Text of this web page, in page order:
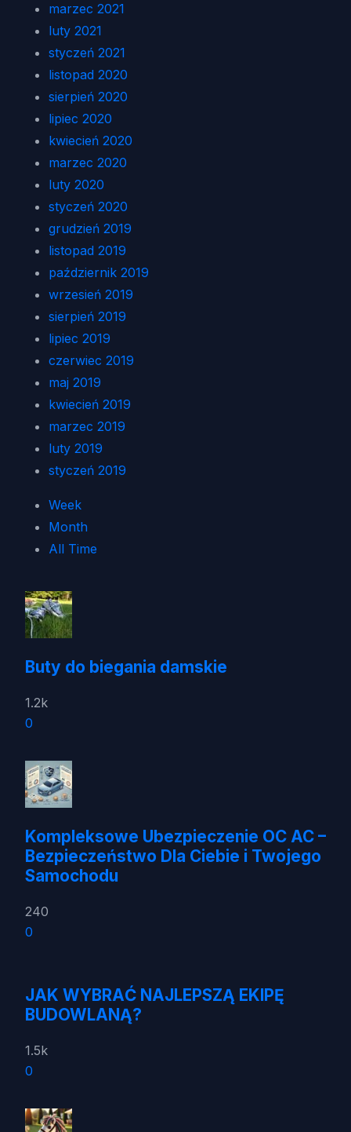
marzec 2021
luty 2021
styczeń 2021
listopad 2020
sierpień 2020
lipiec 2020
kwiecień 2020
marzec 2020
luty 2020
styczeń 2020
grudzień 2019
listopad 2019
październik 2019
wrzesień 2019
sierpień 2019
lipiec 2019
czerwiec 2019
maj 2019
kwiecień 2019
marzec 2019
luty 2019
styczeń 2019
Week
Month
All Time
Buty do biegania damskie
1.2k
0
Kompleksowe Ubezpieczenie OC AC –
Bezpieczeństwo Dla Ciebie i Twojego
Samochodu
240
0
JAK WYBRAĆ NAJLEPSZĄ EKIPĘ
BUDOWLANĄ?
1.5k
0